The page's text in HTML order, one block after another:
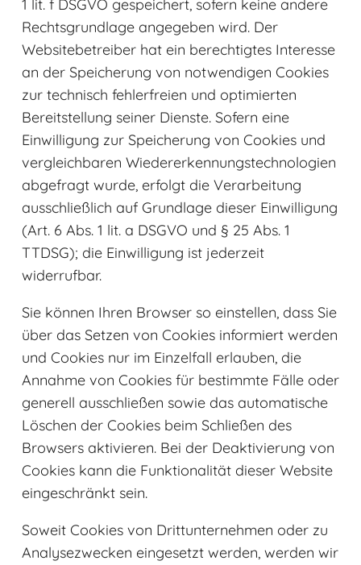
1 lit. f DSGVO gespeichert, sofern keine andere
Rechtsgrundlage angegeben wird. Der
Websitebetreiber hat ein berechtigtes Interesse
an der Speicherung von notwendigen Cookies
zur technisch fehlerfreien und optimierten
Bereitstellung seiner Dienste. Sofern eine
Einwilligung zur Speicherung von Cookies und
vergleichbaren Wiedererkennungstechnologien
abgefragt wurde, erfolgt die Verarbeitung
ausschließlich auf Grundlage dieser Einwilligung
(Art. 6 Abs. 1 lit. a DSGVO und § 25 Abs. 1
TTDSG); die Einwilligung ist jederzeit
widerrufbar.
Sie können Ihren Browser so einstellen, dass Sie
über das Setzen von Cookies informiert werden
und Cookies nur im Einzelfall erlauben, die
Annahme von Cookies für bestimmte Fälle oder
generell ausschließen sowie das automatische
Löschen der Cookies beim Schließen des
Browsers aktivieren. Bei der Deaktivierung von
Cookies kann die Funktionalität dieser Website
eingeschränkt sein.
Soweit Cookies von Drittunternehmen oder zu
Analysezwecken eingesetzt werden, werden wir